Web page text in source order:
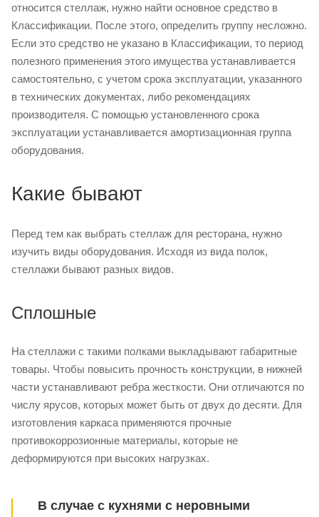
относится стеллаж, нужно найти основное средство в
Классификации. После этого, определить группу несложно.
Если это средство не указано в Классификации, то период
полезного применения этого имущества устанавливается
самостоятельно, с учетом срока эксплуатации, указанного
в технических документах, либо рекомендациях
производителя. С помощью установленного срока
эксплуатации устанавливается амортизационная группа
оборудования.
Какие бывают
Перед тем как выбрать стеллаж для ресторана, нужно
изучить виды оборудования. Исходя из вида полок,
стеллажи бывают разных видов.
Сплошные
На стеллажи с такими полками выкладывают габаритные
товары. Чтобы повысить прочность конструкции, в нижней
части устанавливают ребра жесткости. Они отличаются по
числу ярусов, которых может быть от двух до десяти. Для
изготовления каркаса применяются прочные
противокоррозионные материалы, которые не
деформируются при высоких нагрузках.
В случае с кухнями с неровными